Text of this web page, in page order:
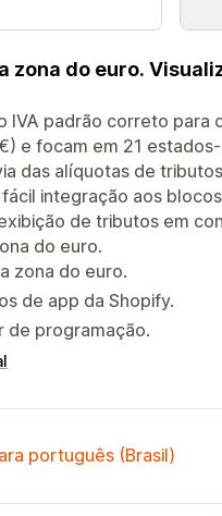
zona do euro.
padrão correto para
e focam em 21
das alíquotas de
integração aos
de tributos em
do euro.
zona do euro.
de app da Shopify.
de programação.
português (Brasil)